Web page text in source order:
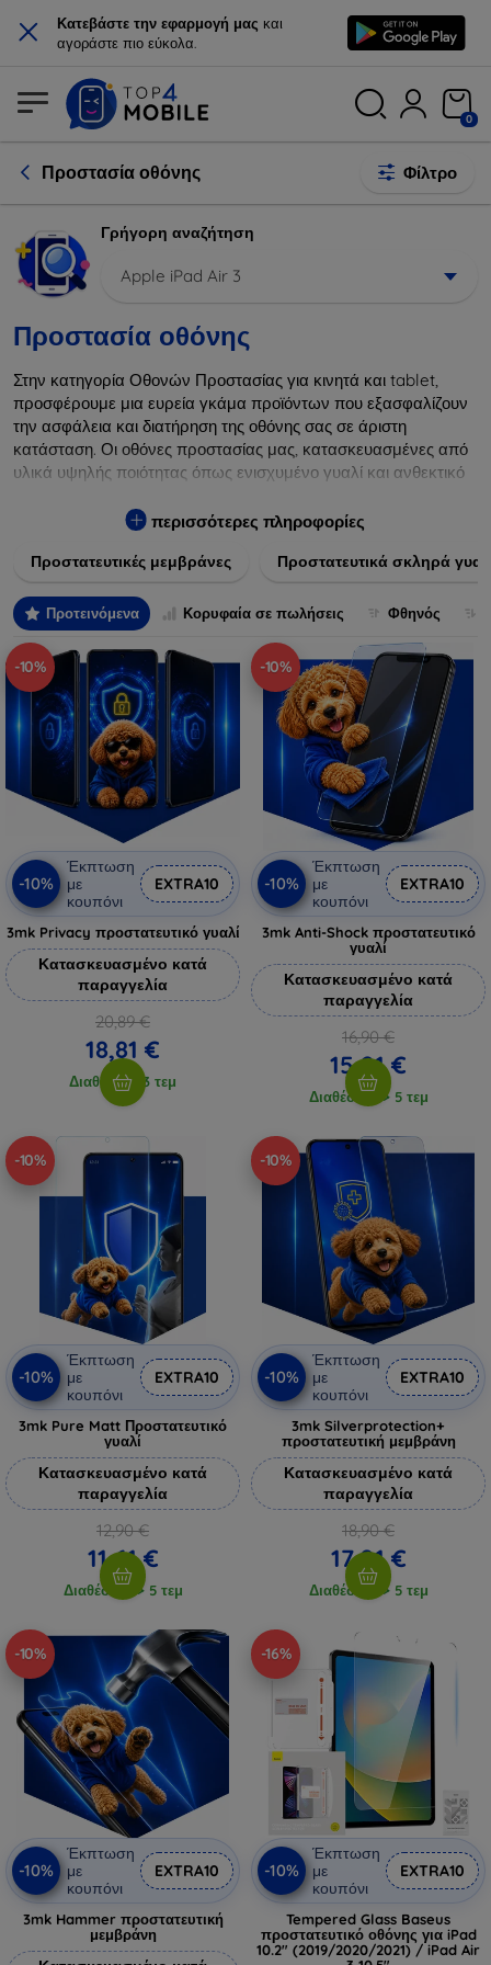
× Κατεβάστε την εφαρμογή μας και
αγοράστε πιο εύκολα.
0
Προστασία οθόνης Φίλτρο
Γρήγορη αναζήτηση
Apple iPad Air 3
Προστασία οθόνης
Στην κατηγορία Οθονών Προστασίας για κινητά και tablet,
προσφέρουμε μια ευρεία γκάμα προϊόντων που εξασφαλίζουν
την ασφάλεια και διατήρηση της οθόνης σας σε άριστη
κατάσταση. Οι οθόνες προστασίας μας, κατασκευασμένες από
υλικά υψηλής ποιότητας όπως ενισχυμένο γυαλί και ανθεκτικό
και πτώσεις. Επιπλέον, είναι εύκολες στην εφαρμογή και δεν
φωτεινότητα της οθόνης σας. Επιλέξτε από τις τελευταίες
των προτύπων συσκευών, προσφέροντας παράλληλα
απαράμιλλη εμπειρία χρήστη.
περισσότερες πληροφορίες
Προστατευτικές μεμβράνες Προστατευτικά σκληρά
Προτεινόμενα Κορυφαία σε πωλήσεις Φθηνός
-10%
-10%
Έκπτωση
με
κουπόνι
EXTRA10
3mk Privacy προστατευτικό γυαλί
Κατασκευασμένο κατά
παραγγελία
20,89 €
18,81 €
Διαθέσιμο 3 τεμ
-10%
-10%
Έκπτωση
με
κουπόνι
EXTRA10
3mk Anti-Shock προστατευτικό
γυαλί
Κατασκευασμένο κατά
παραγγελία
16,90 €
15,21 €
Διαθέσιμο > 5 τεμ
-10%
-10%
Έκπτωση
με
κουπόνι
EXTRA10
3mk Pure Matt Προστατευτικό
γυαλί
Κατασκευασμένο κατά
παραγγελία
12,90 €
11,61 €
Διαθέσιμο > 5 τεμ
-10%
-10%
Έκπτωση
με
κουπόνι
EXTRA10
3mk Silverprotection+
προστατευτική μεμβράνη
Κατασκευασμένο κατά
παραγγελία
18,90 €
17,01 €
Διαθέσιμο > 5 τεμ
-10%
-10%
Έκπτωση
με
κουπόνι
EXTRA10
3mk Hammer προστατευτική
μεμβράνη
-16%
-10%
Έκπτωση
με
κουπόνι
EXTRA10
Tempered Glass Baseus
προστατευτικό οθόνης για iPad
10.2" (2019/2020/2021) / iPad Air